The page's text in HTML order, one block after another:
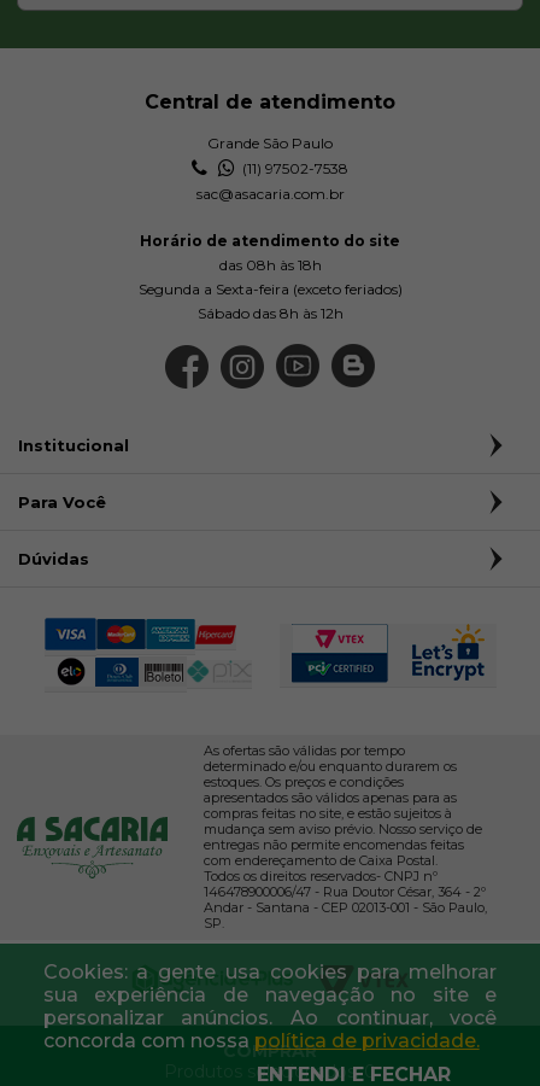
Cookies: a gente usa cookies para melhorar
sua experiência de navegação no site e
personalizar anúncios. Ao continuar, você
concorda com nossa política de privacidade.
ENTENDI E FECHAR
COMPRAR
Produtos selecionados: 0
Central de atendimento
Grande São Paulo
(11) 97502-7538
sac@asacaria.com.br
Horário de atendimento do site
das 08h às 18h
Segunda a Sexta-feira (exceto feriados)
Sábado das 8h às 12h
Institucional
Para Você
Dúvidas
As ofertas são válidas por tempo
determinado e/ou enquanto durarem os
estoques. Os preços e condições
apresentados são válidos apenas para as
compras feitas no site, e estão sujeitos à
mudança sem aviso prévio. Nosso serviço de
entregas não permite encomendas feitas
com endereçamento de Caixa Postal.
Todos os direitos reservados- CNPJ nº
146478900006/47 - Rua Doutor César, 364 - 2º
Andar - Santana - CEP 02013-001 - São Paulo,
SP.